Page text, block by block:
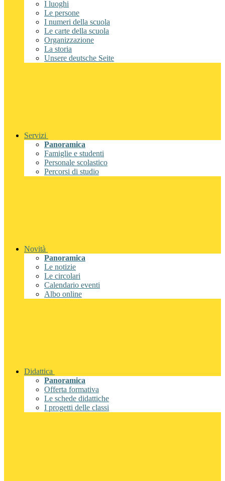
I luoghi
Le persone
I numeri della scuola
Le carte della scuola
Organizzazione
La storia
Unsere deutsche Seite
Servizi
Panoramica
Famiglie e studenti
Personale scolastico
Percorsi di studio
Novità
Panoramica
Le notizie
Le circolari
Calendario eventi
Albo online
Didattica
Panoramica
Offerta formativa
Le schede didattiche
I progetti delle classi